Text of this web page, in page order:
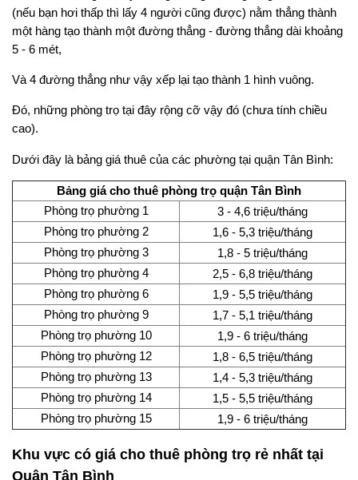
(nếu bạn hơi thấp thì lấy 4 người cũng được) nằm thẳng thành
một hàng tạo thành một đường thẳng - đường thẳng dài khoảng
5 - 6 mét,
Và 4 đường thẳng như vậy xếp lại tạo thành 1 hình vuông.
Đó, những phòng trọ tại đây rộng cỡ vậy đó (chưa tính chiều
cao).
Dưới đây là bảng giá thuê của các phường tại quận Tân Bình:
Bảng giá cho thuê phòng trọ quận Tân Bình
Phòng trọ phường 1
3 - 4,6 triệu/tháng
Phòng trọ phường 2
1,6 - 5,3 triệu/tháng
Phòng trọ phường 3
1,8 - 5 triệu/tháng
Phòng trọ phường 4
2,5 - 6,8 triệu/tháng
Phòng trọ phường 6
1,9 - 5,5 triệu/tháng
Phòng trọ phường 9
1,7 - 5,1 triệu/tháng
Phòng trọ phường 10
1,9 - 6 triệu/tháng
Phòng trọ phường 12
1,8 - 6,5 triệu/tháng
Phòng trọ phường 13
1,4 - 5,3 triệu/tháng
Phòng trọ phường 14
1,5 - 5,5 triệu/tháng
Phòng trọ phường 15
1,9 - 6 triệu/tháng
Khu vực có giá cho thuê phòng trọ rẻ nhất tại
Quận Tân Bình